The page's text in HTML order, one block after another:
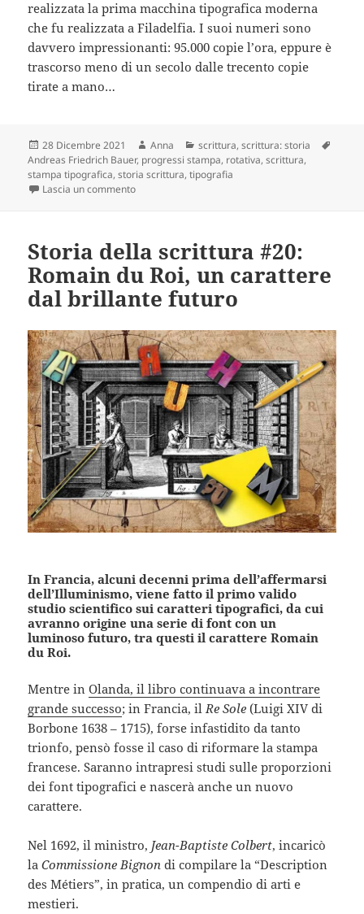
realizzata la prima macchina tipografica moderna
che fu realizzata a Filadelfia. I suoi numeri sono
davvero impressionanti: 95.000 copie l’ora, eppure è
trascorso meno di un secolo dalle trecento copie
tirate a mano…
Scritto
il
28 Dicembre 2021 Autore
Anna Categorie
scrittura,scrittura: storia
Andreas Friedrich Bauer, progressi stampa, rotativa,scrittura,
stampa tipografica,storia scrittura,tipografia
Lascia un commentosu Storia della scrittura #21: la stampa mette le ali
Storia della scrittura #20:
Romain du Roi, un carattere
dal brillante futuro
In Francia, alcuni decenni prima dell’affermarsi
dell’Illuminismo, viene fatto il primo valido
studio scientifico sui caratteri tipografici, da cui
avranno origine una serie di font con un
luminoso futuro, tra questi il carattere Romain
du Roi.
Mentre inOlanda, il libro continuava a incontrare
grande successo; in Francia, ilRe Sole (Luigi XIV di
Borbone 1638 – 1715), forse infastidito da tanto
trionfo, pensò fosse il caso di riformare la stampa
francese. Saranno intrapresi studi sulle proporzioni
dei font tipografici e nascerà anche un nuovo
carattere.
Nel 1692, il ministro, Jean-Baptiste Colbert, incaricò
laCommissione Bignon di compilare la “Description
des Métiers”, in pratica, un compendio di arti e
mestieri.